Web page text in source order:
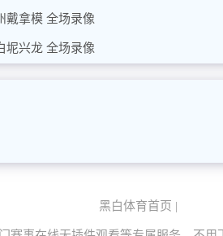
戴拿模 全场录像
坭兴龙 全场录像
黑白体育首页 |